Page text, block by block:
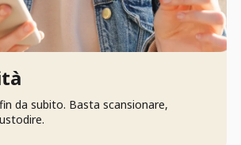
da subito. Basta scansionare,